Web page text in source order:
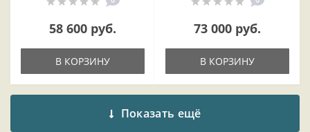
58 600 руб.
В КОРЗИНУ
73 000 руб.
В КОРЗИНУ
Показать ещё